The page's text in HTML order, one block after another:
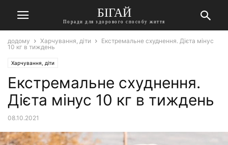
БІГАЙ
Поради для здорового способу життя
додому Харчування, діти
Екстремальне схуднення. Дієта мінус
10 кг в тиждень
Харчування, діти
Екстремальне схуднення.
Дієта мінус 10 кг в тиждень
08.10.2021